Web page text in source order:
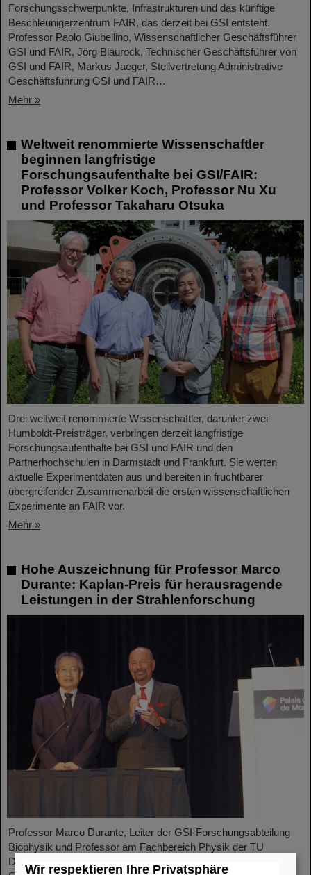
Forschungsschwerpunkte, Infrastrukturen und das künftige
Beschleunigerzentrum FAIR, das derzeit bei GSI entsteht.
Professor Paolo Giubellino, Wissenschaftlicher Geschäftsführer
GSI und FAIR, Jörg Blaurock, Technischer Geschäftsführer von
GSI und FAIR, Markus Jaeger, Stellvertretung Administrative
Geschäftsführung GSI und FAIR…
Mehr »
Weltweit renommierte Wissenschaftler
beginnen langfristige
Forschungsaufenthalte bei GSI/FAIR:
Professor Volker Koch, Professor Nu Xu
und Professor Takaharu Otsuka
Drei weltweit renommierte Wissenschaftler, darunter zwei
Humboldt-Preisträger, verbringen derzeit langfristige
Forschungsaufenthalte bei GSI und FAIR und den
Partnerhochschulen in Darmstadt und Frankfurt. Sie werten
aktuelle Experimentdaten aus und bereiten in fruchtbarer
übergreifender Zusammenarbeit die ersten wissenschaftlichen
Experimente an FAIR vor.
Mehr »
Hohe Auszeichnung für Professor Marco
Durante: Kaplan-Preis für herausragende
Leistungen in der Strahlenforschung
Professor Marco Durante, Leiter der GSI-Forschungsabteilung
Biophysik und Professor am Fachbereich Physik der TU
Darmstadt, ist von der Internationalen Gesellschaft zur
Wir respektieren Ihre Privatsphäre